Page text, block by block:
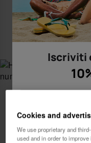
Iscriviti
Donna
Cookies and
We use proprietary and
used and in order to